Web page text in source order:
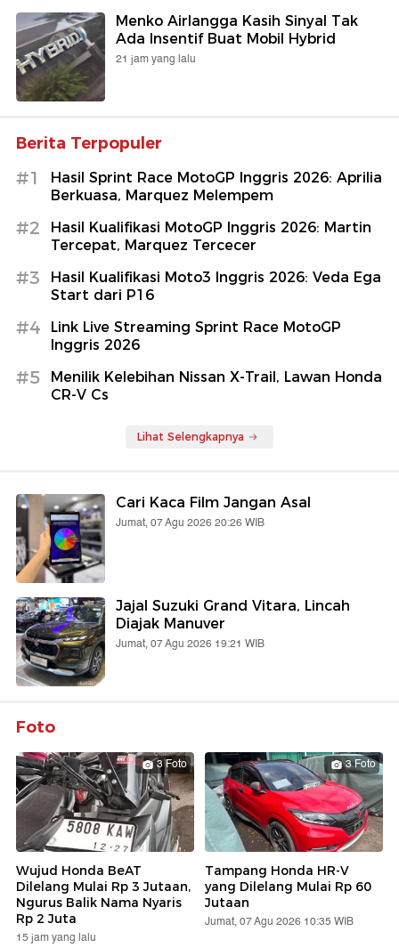
Menko Airlangga Kasih Sinyal Tak
Ada Insentif Buat Mobil Hybrid
21 jam yang lalu
Berita Terpopuler
#1
Hasil Sprint Race MotoGP Inggris 2026: Aprilia
Berkuasa, Marquez Melempem
#2
Hasil Kualifikasi MotoGP Inggris 2026: Martin
Tercepat, Marquez Tercecer
#3
Hasil Kualifikasi Moto3 Inggris 2026: Veda Ega
Start dari P16
#4
Link Live Streaming Sprint Race MotoGP
Inggris 2026
#5
Menilik Kelebihan Nissan X-Trail, Lawan Honda
CR-V Cs
Lihat Selengkapnya
Cari Kaca Film Jangan Asal
Jumat, 07 Agu 2026 20:26 WIB
Jajal Suzuki Grand Vitara, Lincah
Diajak Manuver
Jumat, 07 Agu 2026 19:21 WIB
Foto
3 Foto
Wujud Honda BeAT
Dilelang Mulai Rp 3 Jutaan,
Ngurus Balik Nama Nyaris
Rp 2 Juta
15 jam yang lalu
3 Foto
Tampang Honda HR-V
yang Dilelang Mulai Rp 60
Jutaan
Jumat, 07 Agu 2026 10:35 WIB